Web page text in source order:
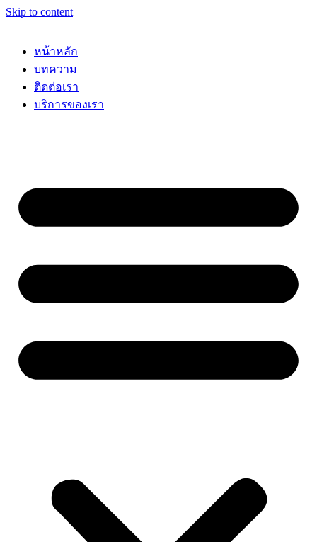
Skip to content
หน้าหลัก
บทความ
ติดต่อเรา
บริการของเรา